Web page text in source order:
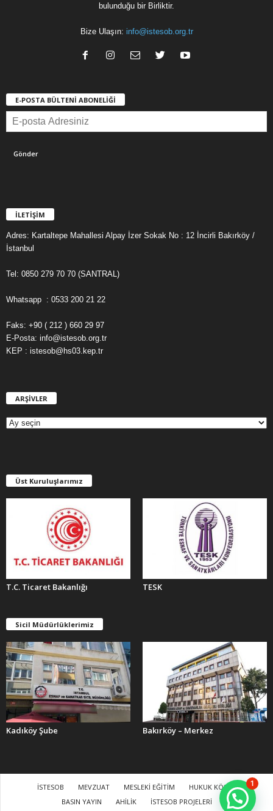
bulunduğu bir Birliktir.
Bize Ulaşın: info@istesob.org.tr
E-POSTA BÜLTENİ ABONELİĞİ
İLETİŞİM
Adres: Kartaltepe Mahallesi Alpay İzer Sokak No : 12 İncirli Bakırköy /
İstanbul
Tel: 0850 279 70 70 (SANTRAL)
Whatsapp : 0533 200 21 22
Faks: +90 ( 212 ) 660 29 97
E-Posta: info@istesob.org.tr
KEP : istesob@hs03.kep.tr
ARŞİVLER
E
R
Üst Kuruluşlarımız
T.C. Ticaret Bakanlığı TESK
Sicil Müdürlüklerimiz
Kadıköy Şube Bakırköy – Merkez
İSTESOB MEVZUAT MESLEKİ EĞİTİM
HUKUK KÖŞESİ
BASIN YAYIN
AHİLİK İSTESOB PROJELERİ
1